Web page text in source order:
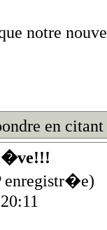
notre
en citant
l�ve!!!
enregistr�e)